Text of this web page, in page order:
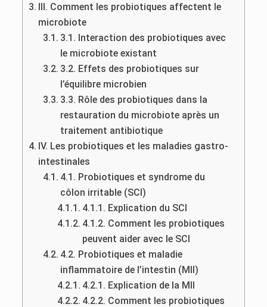
III. Comment les probiotiques affectent le
microbiote
3.1. Interaction des probiotiques avec
le microbiote existant
3.2. Effets des probiotiques sur
l’équilibre microbien
3.3. Rôle des probiotiques dans la
restauration du microbiote après un
traitement antibiotique
IV. Les probiotiques et les maladies gastro-
intestinales
4.1. Probiotiques et syndrome du
côlon irritable (SCI)
4.1.1. Explication du SCI
4.1.2. Comment les probiotiques
peuvent aider avec le SCI
4.2. Probiotiques et maladie
inflammatoire de l’intestin (MII)
4.2.1. Explication de la MII
4.2.2. Comment les probiotiques